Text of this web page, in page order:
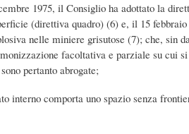
1975, il Consiglio ha adottato la
(direttiva quadro) (6) e, il 15
nelle miniere grisutose (7); che, sin
facoltativa e parziale su cui
pertanto abrogate;
interno comporta uno spazio senza